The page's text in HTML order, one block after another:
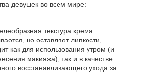
девушек во всем мире:
текстура крема
не оставляет липкости,
как для использования утром (и
макияжа), так и в качестве
восстанавливающего ухода за